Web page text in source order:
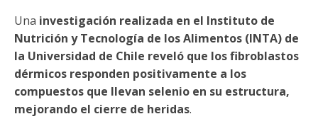
Una investigación realizada en el Instituto de
Nutrición y Tecnología de los Alimentos (INTA) de
la Universidad de Chile reveló que los fibroblastos
dérmicos responden positivamente a los
compuestos que llevan selenio en su estructura,
mejorando el cierre de heridas.